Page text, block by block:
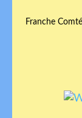
Franche Comté